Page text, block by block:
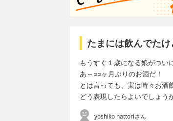
たまには飲んでた
もうすぐ１歳になる娘がつい
あ～○○ヶ月ぶりのお酒だ！
とは言っても、実は時々お酒
どう表現したらよいでしょう
yoshiko hattoriさん